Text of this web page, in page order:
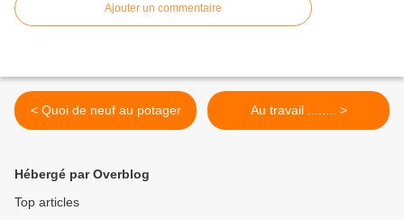
Ajouter un commentaire
< Quoi de neuf au potager Au travail ........ >
Hébergé par Overblog
Top articles